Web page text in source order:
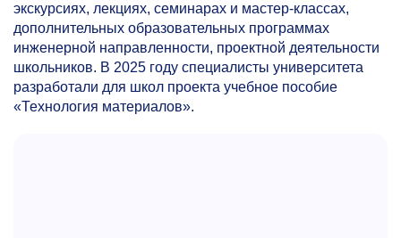
экскурсиях, лекциях, семинарах и мастер-классах,
дополнительных образовательных программах
инженерной направленности, проектной деятельности
школьников. В 2025 году специалисты университета
разработали для школ проекта учебное пособие
«Технология материалов».